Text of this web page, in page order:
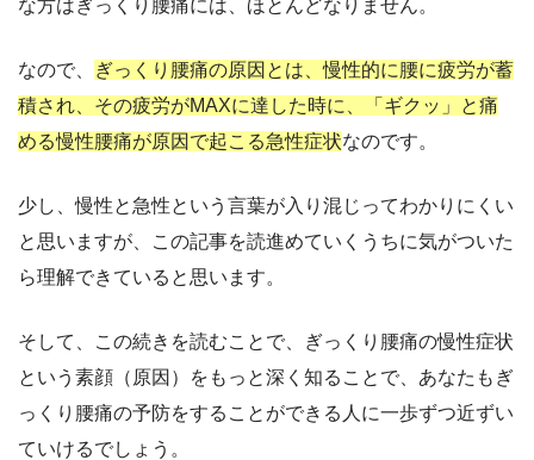
な方はぎっくり腰痛には、ほとんどなりません。
なので、
ぎっくり腰痛の原因とは、慢性的に腰に疲労が蓄
積され、その疲労がMAXに達した時に、「ギクッ」と痛
める慢性腰痛が原因で起こる急性症状なのです。
少し、慢性と急性という言葉が入り混じってわかりにくい
と思いますが、この記事を読進めていくうちに気がついた
ら理解できていると思います。
そして、この続きを読むことで、ぎっくり腰痛の慢性症状
という素顔（原因）をもっと深く知ることで、あなたもぎ
っくり腰痛の予防をすることができる人に一歩ずつ近ずい
ていけるでしょう。